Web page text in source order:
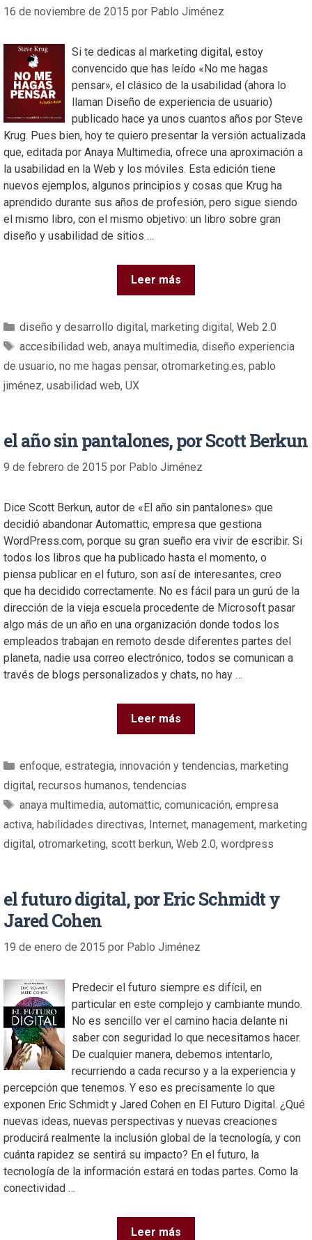
16 de noviembre de 2015 por Pablo Jiménez
Si te dedicas al marketing digital, estoy
convencido que has leído «No me hagas
pensar», el clásico de la usabilidad (ahora lo
llaman Diseño de experiencia de usuario)
publicado hace ya unos cuantos años por Steve
Krug. Pues bien, hoy te quiero presentar la versión actualizada
que, editada por Anaya Multimedia, ofrece una aproximación a
la usabilidad en la Web y los móviles. Esta edición tiene
nuevos ejemplos, algunos principios y cosas que Krug ha
aprendido durante sus años de profesión, pero sigue siendo
el mismo libro, con el mismo objetivo: un libro sobre gran
diseño y usabilidad de sitios …
Leer más
diseño y desarrollo digital, marketing digital, Web 2.0
accesibilidad web, anaya multimedia, diseño experiencia
de usuario, no me hagas pensar, otromarketing.es, pablo
jiménez, usabilidad web, UX
el año sin pantalones, por Scott Berkun
9 de febrero de 2015 por Pablo Jiménez
Dice Scott Berkun, autor de «El año sin pantalones» que
decidió abandonar Automattic, empresa que gestiona
WordPress.com, porque su gran sueño era vivir de escribir. Si
todos los libros que ha publicado hasta el momento, o
piensa publicar en el futuro, son así de interesantes, creo
que ha decidido correctamente. No es fácil para un gurú de la
dirección de la vieja escuela procedente de Microsoft pasar
algo más de un año en una organización donde todos los
empleados trabajan en remoto desde diferentes partes del
planeta, nadie usa correo electrónico, todos se comunican a
través de blogs personalizados y chats, no hay …
Leer más
enfoque, estrategia, innovación y tendencias, marketing
digital, recursos humanos, tendencias
anaya multimedia, automattic, comunicación, empresa
activa, habilidades directivas, Internet, management, marketing
digital, otromarketing, scott berkun, Web 2.0, wordpress
el futuro digital, por Eric Schmidt y
Jared Cohen
19 de enero de 2015 por Pablo Jiménez
Predecir el futuro siempre es difícil, en
particular en este complejo y cambiante mundo.
No es sencillo ver el camino hacia delante ni
saber con seguridad lo que necesitamos hacer.
De cualquier manera, debemos intentarlo,
recurriendo a cada recurso y a la experiencia y
percepción que tenemos. Y eso es precisamente lo que
exponen Eric Schmidt y Jared Cohen en El Futuro Digital. ¿Qué
nuevas ideas, nuevas perspectivas y nuevas creaciones
producirá realmente la inclusión global de la tecnología, y con
cuánta rapidez se sentirá su impacto? En el futuro, la
tecnología de la información estará en todas partes. Como la
conectividad …
Leer más